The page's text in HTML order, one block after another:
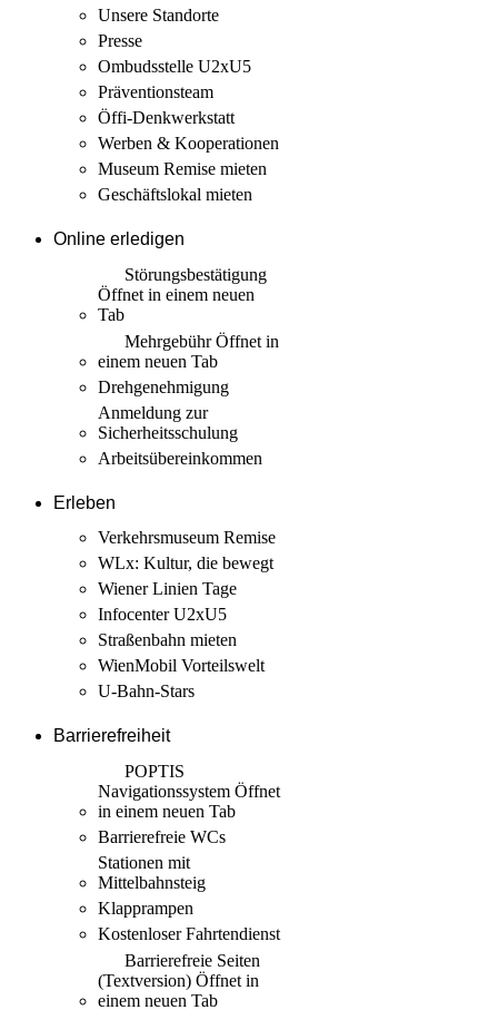
Unsere Standorte
Presse
Ombudsstelle U2xU5
Präventionsteam
Öffi-Denkwerkstatt
Werben & Kooperationen
Museum Remise mieten
Geschäftslokal mieten
Online erledigen
Störungs­bestätigung
Öffnet in einem neuen
Tab
MehrgebührÖffnet in
einem neuen Tab
Drehgenehmigung
Anmeldung zur
Sicherheits­schulung
Arbeits­übereinkommen
Erleben
Verkehrsmuseum Remise
WLx: Kultur, die bewegt
Wiener Linien Tage
Infocenter U2xU5
Straßenbahn mieten
WienMobil Vorteilswelt
U-Bahn-Stars
Barrierefreiheit
POPTIS
Navigationssystem Öffnet
in einem neuen Tab
Barrierefreie WCs
Stationen mit
Mittelbahnsteig
Klapprampen
Kostenloser Fahrtendienst
Barrierefreie Seiten
(Textversion) Öffnet in
einem neuen Tab